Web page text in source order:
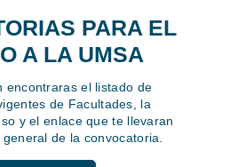
PARA EL
A LA UMSA
encontraras el listado de
de Facultades, la
y el enlace que te llevaran
de la convocatoria.